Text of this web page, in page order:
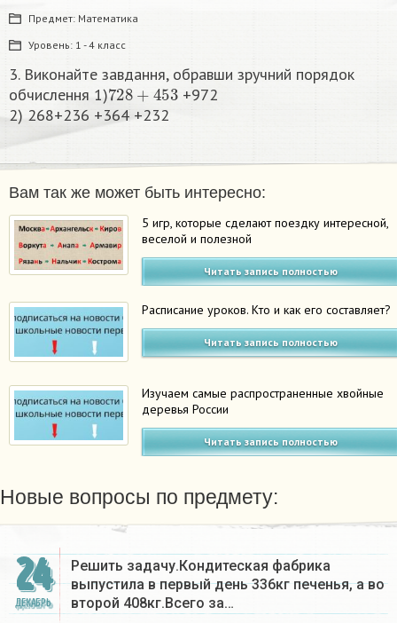
Предмет: Математика
Уровень: 1 - 4 класс
3. Виконайте завдання, обравши зручний порядок
обчислення 1)728+453 +972
2) 268+236 +364 +232​
Вам так же может быть интересно:
5 игр, которые сделают поездку интересной,
веселой и полезной
Читать запись полностью
Расписание уроков. Кто и как его составляет?
Читать запись полностью
Изучаем самые распространенные хвойные
деревья России
Читать запись полностью
Новые вопросы по предмету:
24
ДЕКАБРЬ
Решить задачу.Кондитеская фабрика
выпустила в первый день 336кг печенья, а во
второй 408кг.Всего за…